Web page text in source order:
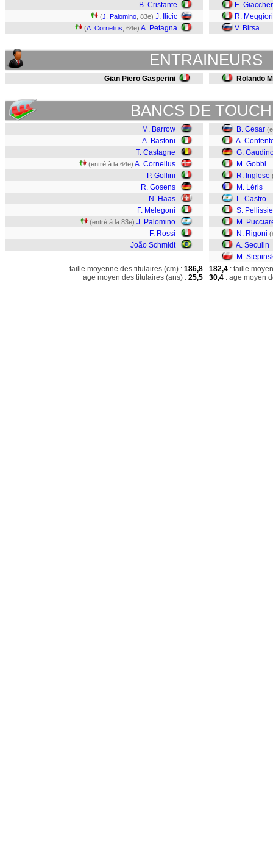
B. Cristante
(J. Palomino , 83e) J. Ilicic
(A. Cornelius , 64e) A. Petagna
E.
R.
V. Birsa
ENTRAINEURS
Gian Piero Gasperini Rolando
BANCS DE
M. Barrow
A. Bastoni
T. Castagne
(entré à la 64e) A. Cornelius
P. Gollini
R. Gosens
N. Haas
F. Melegoni
(entré à la 83e) J. Palomino
F. Rossi
João Schmidt
B. Cesar
A.
G.
M. Gobbi
R. Inglese
M. Léris
L. Castro
S.
M.
N. Rigoni
A. Seculin
M.
taille moyenne des titulaires (cm) : 186,8
age moyen des titulaires (ans) : 25,5
182,4 : taille
30,4 : age moyen